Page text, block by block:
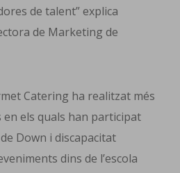
de talent” explica
de Marketing de
Catering ha realitzat més
en els quals han participat
Down i discapacitat
dins de l’escola